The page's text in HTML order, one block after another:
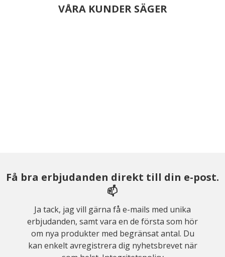
VÅRA KUNDER SÄGER
Få bra erbjudanden direkt till din e-post.
📫
Ja tack, jag vill gärna få e-mails med unika
erbjudanden, samt vara en de första som hör
om nya produkter med begränsat antal. Du
kan enkelt avregistrera dig nyhetsbrevet när